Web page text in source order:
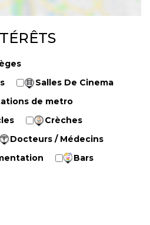
Salles De Cinema
de metro
Crèches
Docteurs / Médecins
Bars